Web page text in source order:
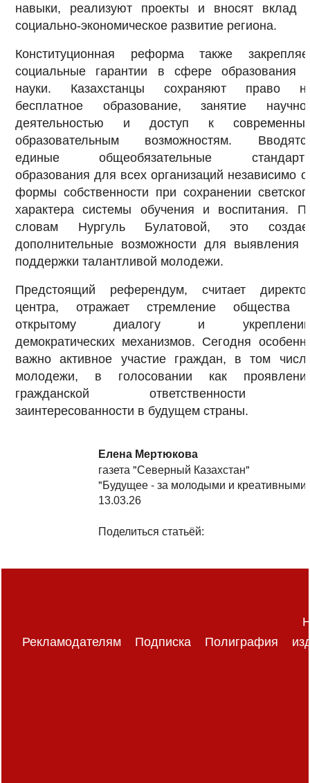
навыки, реализуют проекты и вносят вклад
социально-экономическое развитие региона.
Конституционная реформа также
социальные гарантии в сфере образования
науки. Казахстанцы сохраняют право
бесплатное образование, занятие
деятельностью и доступ к
образовательным возможностям.
единые общеобязательные
образования для всех организаций независимо
формы собственности при сохранении
характера системы обучения и воспитания.
словам Нургуль Булатовой, это
дополнительные возможности для выявления
поддержки талантливой молодежи.
Предстоящий референдум, считает
центра, отражает стремление общества
открытому диалогу и
демократических механизмов. Сегодня
важно активное участие граждан, в том
молодежи, в голосовании как
гражданской ответственности
заинтересованности в будущем страны.
Елена Мертюкова
газета "Северный Казахстан"
"Будущее - за молодыми и
13.03.26
Поделиться статьёй:
Рекламодателям Подписка Полиграфия